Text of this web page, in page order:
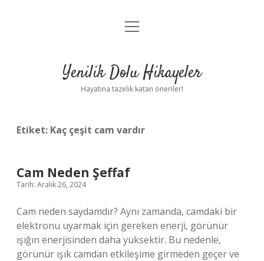
Anasayfa
Yasal Uyarı
menüyü
Yenilik Dolu Hikayeler
Hayatına tazelik katan öneriler!
Etiket: Kaç çeşit cam vardır
Cam Neden Şeffaf
Tarih: Aralık 26, 2024
Cam neden saydamdır? Aynı zamanda, camdaki bir
elektronu uyarmak için gereken enerji, görünür
ışığın enerjisinden daha yüksektir. Bu nedenle,
görünür ışık camdan etkileşime girmeden geçer ve